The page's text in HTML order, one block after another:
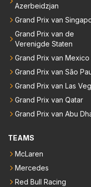
Azerbeidzjan
Grand Prix van
Grand Prix van de
Verenigde Staten
Grand Prix van Mexico
Grand Prix van São
Grand Prix van Las
Grand Prix van Qatar
Grand Prix van Abu
TEAMS
McLaren
Mercedes
Red Bull Racing